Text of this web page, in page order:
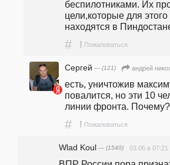
беспилотниками. Их
цели,которые для
находятся в
# ! Пожаловаться
Сергей — (121) андpeй
есть, уничтожив
повалится, но эти 10
линии фронта. Почему?
# ! Пожаловаться
Wlad Koul — (1540) 03.06 в 07:21